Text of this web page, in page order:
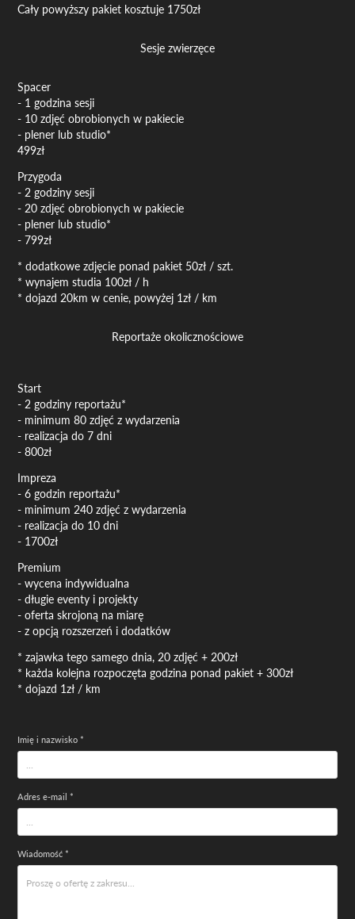
Cały powyższy pakiet kosztuje 1750zł
Sesje zwierzęce
Spacer
- 1 godzina sesji
- 10 zdjęć obrobionych w pakiecie
- plener lub studio*
499zł
Przygoda
- 2 godziny sesji
- 20 zdjęć obrobionych w pakiecie
- plener lub studio*
- 799zł
* dodatkowe zdjęcie ponad pakiet 50zł / szt.
* wynajem studia 100zł / h
* dojazd 20km w cenie, powyżej 1zł / km
Reportaże okolicznościowe
Start
- 2 godziny reportażu*
- minimum 80 zdjęć z wydarzenia
- realizacja do 7 dni
- 800zł
Impreza
- 6 godzin reportażu*
- minimum 240 zdjęć z wydarzenia
- realizacja do 10 dni
- 1700zł
Premium
- wycena indywidualna
- długie eventy i projekty
- oferta skrojoną na miarę
- z opcją rozszerzeń i dodatków
* zajawka tego samego dnia, 20 zdjęć + 200zł
* każda kolejna rozpoczęta godzina ponad pakiet + 300zł
* dojazd 1zł / km
Imię i nazwisko *
Adres e-mail *
Wiadomość *